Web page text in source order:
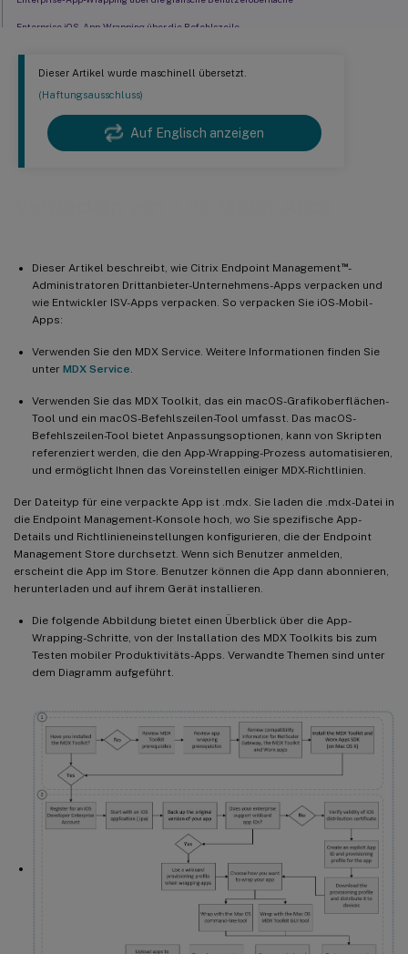
Dieser Artikel wurde maschinell übersetzt.
(Haftungsausschluss)
Auf Englisch anzeigen
Dieser Artikel beschreibt, wie Citrix Endpoint Management™-
Administratoren Drittanbieter-Unternehmens-Apps verpacken und
wie Entwickler ISV-Apps verpacken. So verpacken Sie iOS-Mobil-
Apps:
Verwenden Sie den MDX Service. Weitere Informationen finden Sie
unter MDX Service
Verwenden Sie das MDX Toolkit, das ein macOS-Grafikoberflächen-
Tool und ein macOS-Befehlszeilen-Tool umfasst. Das macOS-
Befehlszeilen-Tool bietet Anpassungsoptionen, kann von Skripten
referenziert werden, die den App-Wrapping-Prozess automatisieren,
und ermöglicht Ihnen das Voreinstellen einiger MDX-Richtlinien.
Der Dateityp für eine verpackte App ist .mdx. Sie laden die .mdx-Datei in
die Endpoint Management-Konsole hoch, wo Sie spezifische App-
Details und Richtlinieneinstellungen konfigurieren, die der Endpoint
Management Store durchsetzt. Wenn sich Benutzer anmelden,
erscheint die App im Store. Benutzer können die App dann abonnieren,
herunterladen und auf ihrem Gerät installieren.
Die folgende Abbildung bietet einen Überblick über die App-
Wrapping-Schritte, von der Installation des MDX Toolkits bis zum
Testen mobiler Produktivitäts-Apps. Verwandte Themen sind unter
dem Diagramm aufgeführt.
Enterprise iOS-App-Wrapping über die Befehlszeile
Befehlsoptionen
Neusignieren von Apps, die das MDX App SDK enthalten